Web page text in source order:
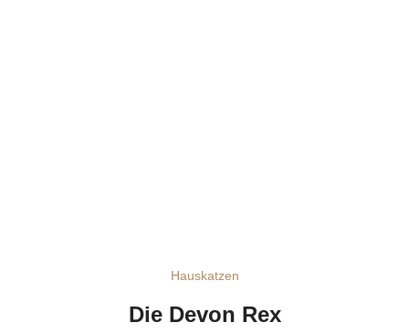
Hauskatzen
Die Devon Rex